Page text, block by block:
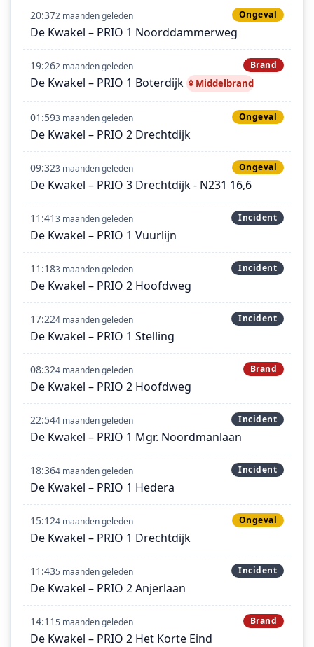
20:372 maanden geleden Ongeval
De Kwakel – PRIO 1 Noorddammerweg
19:262 maanden geleden Brand
De Kwakel – PRIO 1 Boterdijk Middelbrand
01:593 maanden geleden Ongeval
De Kwakel – PRIO 2 Drechtdijk
09:323 maanden geleden Ongeval
De Kwakel – PRIO 3 Drechtdijk - N231 16,6
11:413 maanden geleden Incident
De Kwakel – PRIO 1 Vuurlijn
11:183 maanden geleden Incident
De Kwakel – PRIO 2 Hoofdweg
17:224 maanden geleden Incident
De Kwakel – PRIO 1 Stelling
08:324 maanden geleden Brand
De Kwakel – PRIO 2 Hoofdweg
22:544 maanden geleden Incident
De Kwakel – PRIO 1 Mgr. Noordmanlaan
18:364 maanden geleden Incident
De Kwakel – PRIO 1 Hedera
15:124 maanden geleden Ongeval
De Kwakel – PRIO 1 Drechtdijk
11:435 maanden geleden Incident
De Kwakel – PRIO 2 Anjerlaan
14:115 maanden geleden Brand
De Kwakel – PRIO 2 Het Korte Eind